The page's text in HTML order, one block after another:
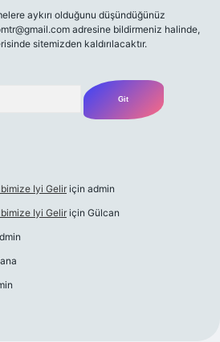
aykırı olduğunu düşündüğünüz
adresine bildirmeniz halinde,
sitemizden kaldırılacaktır.
Iyi Gelir için admin
Iyi Gelir için Gülcan